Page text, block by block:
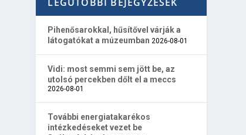
Pihenősarokkal, hűsítővel várják a
látogatókat a múzeumban 2026-08-01
Vidi: most semmi sem jött be, az
utolsó percekben dőlt el a meccs
2026-08-01
További energiatakarékos
intézkedéseket vezet be